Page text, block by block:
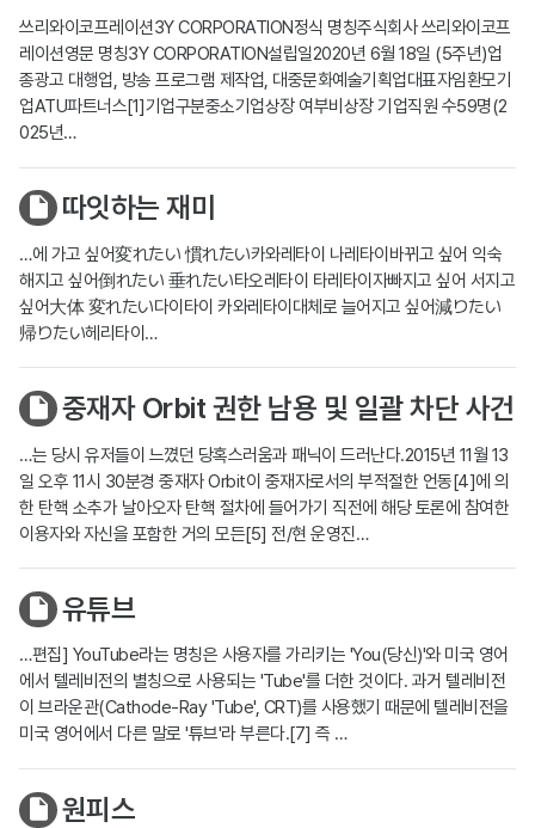
쓰리와이코프레이션3Y CORPORATION정식 명칭주식회사 쓰리와이코프
레이션영문 명칭3Y CORPORATION설립일2020년 6월 18일 (5주년)업
종광고 대행업, 방송 프로그램 제작업, 대중문화예술기획업대표자임환모기
업ATU파트너스[1]기업구분중소기업상장 여부비상장 기업직원 수59명(2
025년…
따잇하는 재미
…에 가고 싶어変れたい 慣れたい카와레타이 나레타이바뀌고 싶어 익숙
해지고 싶어倒れたい 垂れたい타오레타이 타레타이자빠지고 싶어 서지고
싶어大体 変れたい다이타이 카와레타이대체로 늘어지고 싶어減りたい
帰りたい헤리타이…
중재자 Orbit 권한 남용 및 일괄 차단 사건
…는 당시 유저들이 느꼈던 당혹스러움과 패닉이 드러난다.2015년 11월 13
일 오후 11시 30분경 중재자 Orbit이 중재자로서의 부적절한 언동[4]에 의
한 탄핵 소추가 날아오자 탄핵 절차에 들어가기 직전에 해당 토론에 참여한
이용자와 자신을 포함한 거의 모든[5] 전/현 운영진…
유튜브
…편집] YouTube라는 명칭은 사용자를 가리키는 'You(당신)'와 미국 영어
에서 텔레비전의 별칭으로 사용되는 'Tube'를 더한 것이다. 과거 텔레비전
이 브라운관(Cathode-Ray 'Tube', CRT)를 사용했기 때문에 텔레비전을
미국 영어에서 다른 말로 '튜브'라 부른다.[7] 즉 …
원피스